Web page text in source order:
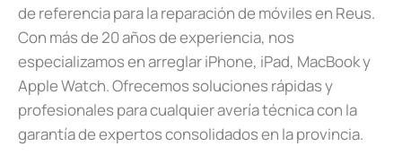
de referencia para la reparación de móviles en Reus.
Con más de 20 años de experiencia, nos
especializamos en arreglar iPhone, iPad, MacBook y
Apple Watch. Ofrecemos soluciones rápidas y
profesionales para cualquier avería técnica con la
garantía de expertos consolidados en la provincia.